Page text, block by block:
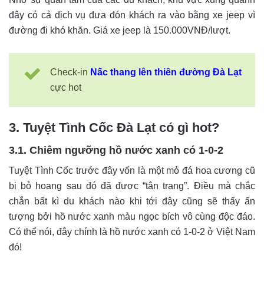
đây có cả dịch vụ đưa đón khách ra vào bằng xe jeep vì
đường đi khó khăn. Giá xe jeep là 150.000VNĐ/lượt.
Check-in Nấc thang lên thiên đường Đà Lạt
cực hot
3. Tuyệt Tình Cốc Đà Lạt có gì hot?
3.1. Chiêm ngưỡng hồ nước xanh có 1-0-2
Tuyệt Tình Cốc trước đây vốn là một mỏ đá hoa cương cũ
bị bỏ hoang sau đó đã được “tân trang”. Điều mà chắc
chắn bất kì du khách nào khi tới đây cũng sẽ thấy ấn
tượng bởi hồ nước xanh màu ngọc bích vô cùng độc đáo.
Có thể nói, đây chính là hồ nước xanh có 1-0-2 ở Việt Nam
đó!